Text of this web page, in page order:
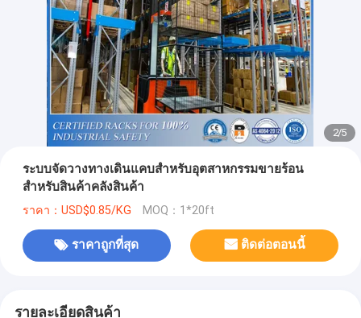
2/5
ระบบจัดวางทางเดินแคบสำหรับอุตสาหกรรมขายร้อน
สำหรับสินค้าคลังสินค้า
ราคา：USD$0.85/KG MOQ：1*20ft
ราคาถูกที่สุด ติดต่อตอนนี้
รายละเอียดสินค้า